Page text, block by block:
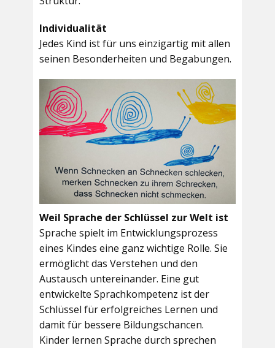
Individualität
Jedes Kind ist für uns einzigartig mit allen
seinen Besonderheiten und Begabungen.
Weil Sprache der Schlüssel zur Welt ist
Sprache spielt im Entwicklungsprozess
eines Kindes eine ganz wichtige Rolle. Sie
ermöglicht das Verstehen und den
Austausch untereinander. Eine gut
entwickelte Sprachkompetenz ist der
Schlüssel für erfolgreiches Lernen und
damit für bessere Bildungschancen.
Kinder lernen Sprache durch sprechen